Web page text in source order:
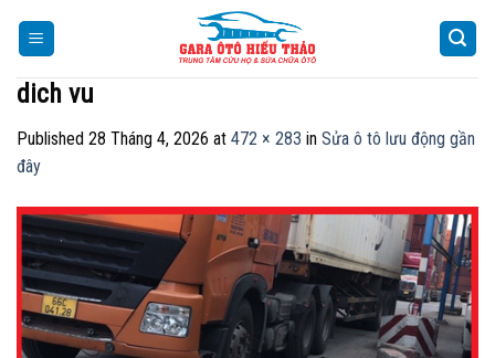
dich vu
Published 28 Tháng 4, 2026 at 472 × 283 in Sửa ô tô lưu động gần
đây